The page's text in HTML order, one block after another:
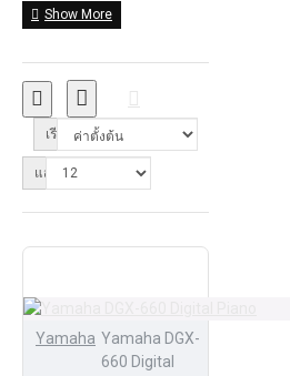
เรียงลำดับ:
แสดง:
Yamaha Yamaha DGX-
660 Digital